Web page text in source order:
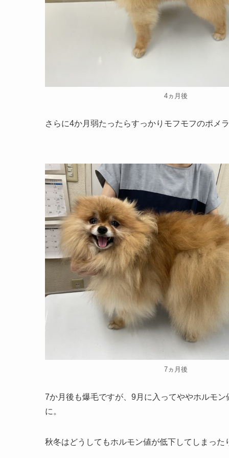
4ヵ月後
さらに4か月弱たったらすっかりモフモフのポメ
7ヵ月後
7か月後も爆毛ですが、9月に入ってややホルモ
に。
秋冬はどうしてもホルモン値が低下してしまっ